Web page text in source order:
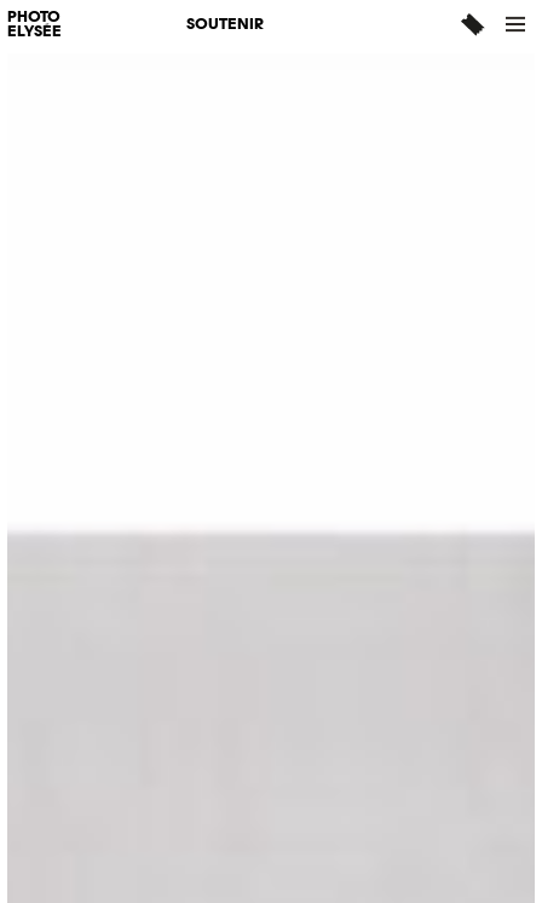
PHOTO
ELYSÉE
SOUTENIR